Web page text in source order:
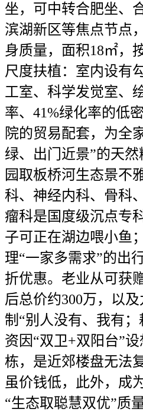
坐，可中转合肥坐、
滨湖新区等焦点节点
身质量，面积18㎡，
尺度扶植：室内设有
工室、科学发觉室、
率、41%绿化率的低
院的贸易配套，为全
绿、出门近景”的天
园取板桥河生态景不
科、神经内科、骨科
瘤科是国度级沉点专
子可正在湖边喂小鱼
理“一家多需求”的出
折优惠。老业从可获
后总价约300万，以
制“别人没有、我有
资因“双卫+双阳台”
栋，是近郊楼盘无
虽价钱低，此外，成
“生态取聪慧双优”质